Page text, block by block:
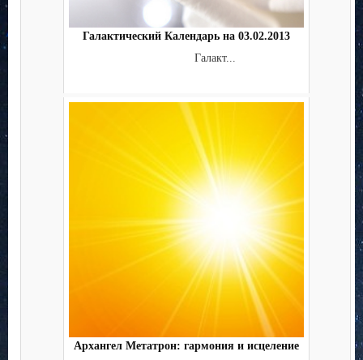
Галактический Календарь на 03.02.2013
Галакт...
Архангел Метатрон: гармония и исцеление